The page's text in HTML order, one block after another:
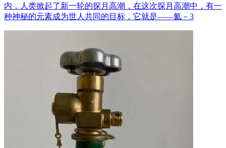
内，人类掀起了新一轮的探月高潮，在这次探月高潮中，有一
种神秘的元素成为世人共同的目标，它就是——氦－3